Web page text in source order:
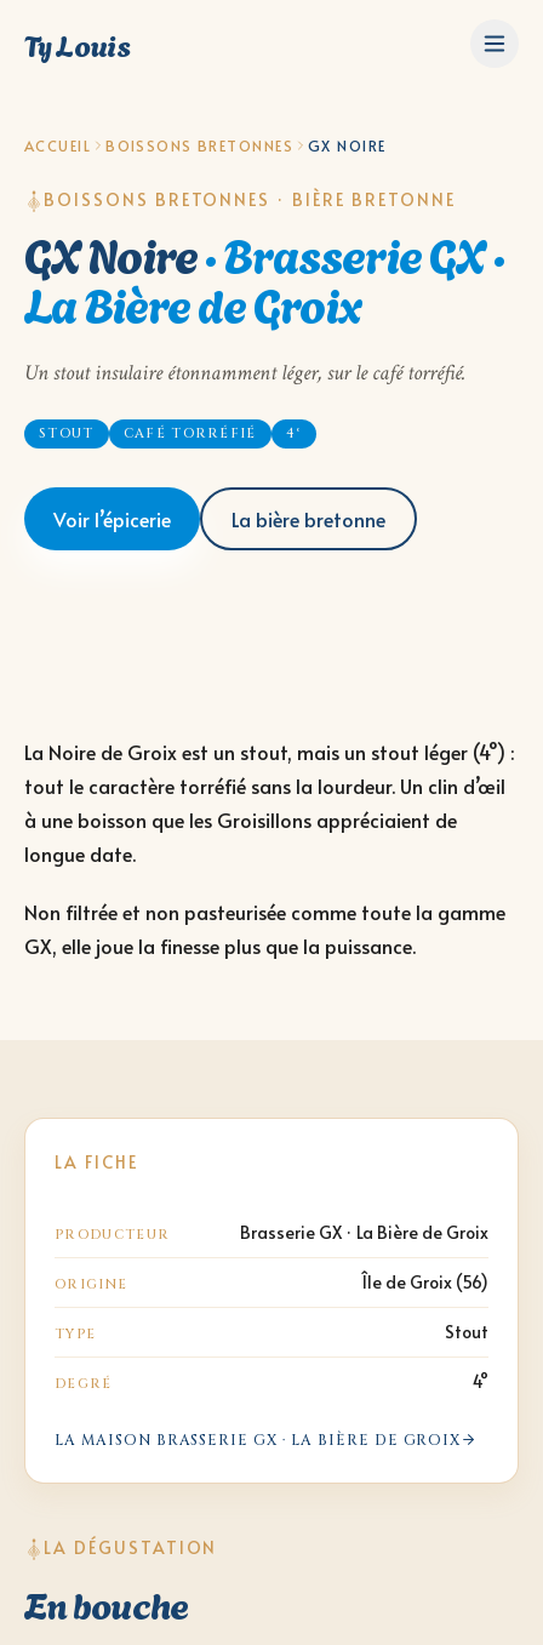
Ty Louis
ACCUEIL BOISSONS BRETONNES GX NOIRE
BOISSONS BRETONNES · BIÈRE BRETONNE
GX Noire·Brasserie GX ·
La Bière de Groix
Un stout insulaire étonnamment léger, sur le café torréfié.
STOUT CAFÉ TORRÉFIÉ 4°
Voir l’épicerie La bière bretonne
La Noire de Groix est un stout, mais un stout léger (4°) :
tout le caractère torréfié sans la lourdeur. Un clin d’œil
à une boisson que les Groisillons appréciaient de
longue date.
Non filtrée et non pasteurisée comme toute la gamme
GX, elle joue la finesse plus que la puissance.
LA FICHE
PRODUCTEUR Brasserie GX · La Bière de Groix
ORIGINE Île de Groix (56)
TYPE Stout
DEGRÉ 4°
LA MAISON BRASSERIE GX · LA BIÈRE DE GROIX
LA DÉGUSTATION
En bouche